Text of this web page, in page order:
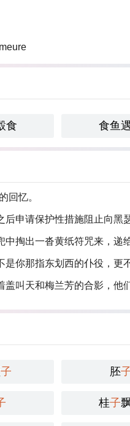
食 食鱼
回忆。
申请保护性措施阻止向
掏出一沓黄纸符咒来，递
你那指东划西的仆役，更
叫天和梅兰芳的合影，他
子 胚
桂子